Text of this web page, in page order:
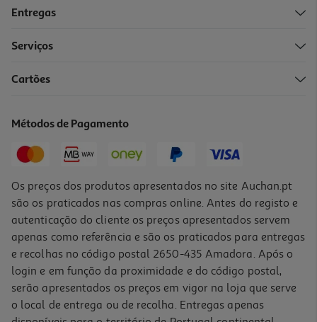
Entregas
Serviços
Cartões
Métodos de Pagamento
Os preços dos produtos apresentados no site Auchan.pt
são os praticados nas compras online. Antes do registo e
autenticação do cliente os preços apresentados servem
apenas como referência e são os praticados para entregas
e recolhas no código postal 2650-435 Amadora. Após o
login e em função da proximidade e do código postal,
serão apresentados os preços em vigor na loja que serve
o local de entrega ou de recolha. Entregas apenas